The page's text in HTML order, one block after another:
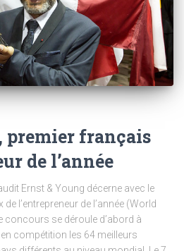
premier français
de l’année
Ernst & Young décerne avec le
de l’entrepreneur de l’année (World
concours se déroule d’abord à
compétition les 64 meilleurs